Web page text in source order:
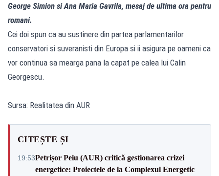
George Simion si Ana Maria Gavrila, mesaj de ultima ora pentru
romani.
Cei doi spun ca au sustinere din partea parlamentarilor
conservatori si suveranisti din Europa si ii asigura pe oameni ca
vor continua sa mearga pana la capat pe calea lui Calin
Georgescu.
Sursa: Realitatea din AUR
CITEȘTE ȘI
19:53Petrișor Peiu (AUR) critică gestionarea crizei
energetice: Proiectele de la Complexul Energetic